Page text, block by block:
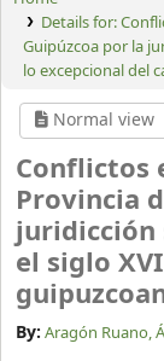
Details for:
Guipúzcoa por la
lo excepcional del
Normal view
Conflictos
Provincia
juridicción
el siglo
By: Aragón Ruano,